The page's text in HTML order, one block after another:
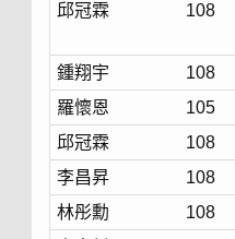
邱冠霖
108
鍾翔宇 108
羅懷恩
105
邱冠霖
108
李昌昇
108
林彤勳
108